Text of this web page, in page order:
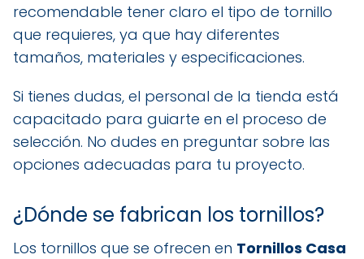
recomendable tener claro el tipo de tornillo
que requieres, ya que hay diferentes
tamaños, materiales y especificaciones.
Si tienes dudas, el personal de la tienda está
capacitado para guiarte en el proceso de
selección. No dudes en preguntar sobre las
opciones adecuadas para tu proyecto.
¿Dónde se fabrican los tornillos?
Los tornillos que se ofrecen en Tornillos Casa